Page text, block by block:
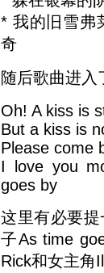
* 我的旧雪弗
奇
随后歌曲进入
Oh! A kiss is
But a kiss is
Please come
I love you
goes by
这里有必要
子As time
Rick和女主角